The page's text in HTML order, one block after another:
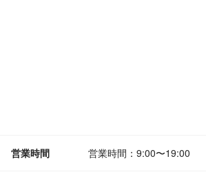
営業時間 営業時間：9:00〜19:00